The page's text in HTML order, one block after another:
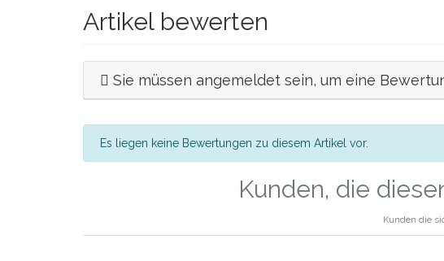
Artikel bewerten
Sie müssen angemeldet sein, um eine
Es liegen keine Bewertungen zu diesem Artikel vor.
Kunden, die
Kunden die